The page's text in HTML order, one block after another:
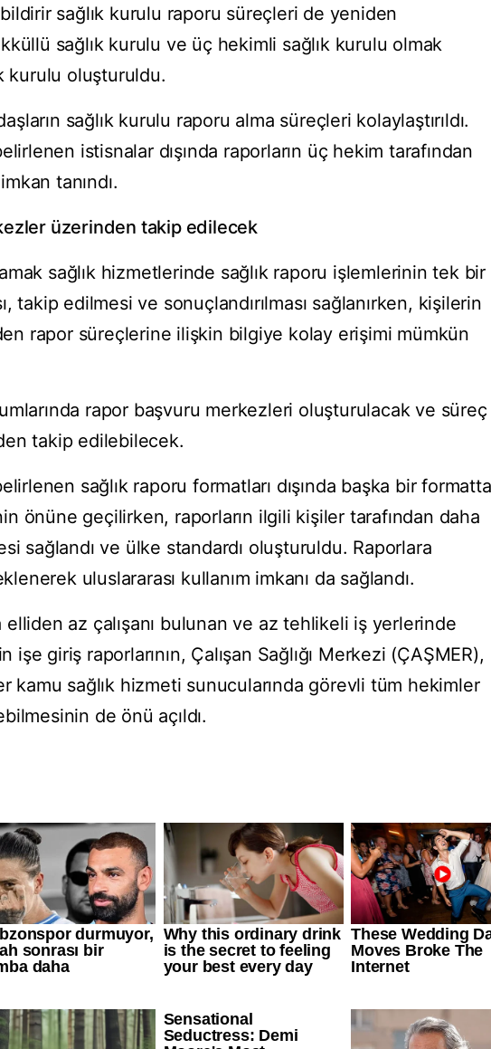
sağlık kurulu raporu süreçleri de yeniden
sağlık kurulu ve üç hekimli sağlık kurulu olmak
kurulu oluşturuldu.
sağlık kurulu raporu alma süreçleri kolaylaştırıldı.
istisnalar dışında raporların üç hekim tarafından
tanındı.
üzerinden takip edilecek
sağlık hizmetlerinde sağlık raporu işlemlerinin tek bir
takip edilmesi ve sonuçlandırılması sağlanırken, kişilerin
rapor süreçlerine ilişkin bilgiye kolay erişimi mümkün
rapor başvuru merkezleri oluşturulacak ve süreç
takip edilebilecek.
sağlık raporu formatları dışında başka bir formatta
önüne geçilirken, raporların ilgili kişiler tarafından daha
sağlandı ve ülke standardı oluşturuldu. Raporlara
uluslararası kullanım imkanı da sağlandı.
elliden az çalışanı bulunan ve az tehlikeli iş yerlerinde
işe giriş raporlarının, Çalışan Sağlığı Merkezi (ÇAŞMER),
kamu sağlık hizmeti sunucularında görevli tüm hekimler
de önü açıldı.